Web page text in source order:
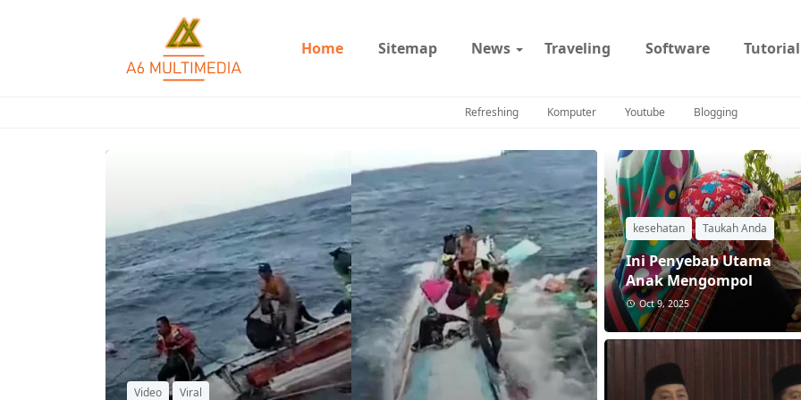
Home Sitemap News Traveling Software Tutorial
Refreshing Komputer Youtube Blogging
Video Viral komputer
kesehatan Taukah Anda
Ini Penyebab Utama
Anak Mengompol
Oct 9, 2025